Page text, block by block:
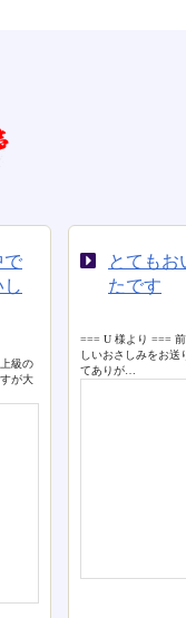
で
級の
が大
とてもお
たです
=== U 様より ===
しいおさしみをお送
てありが…